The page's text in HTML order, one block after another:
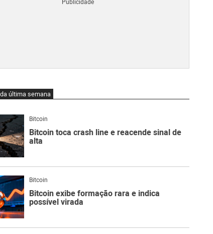
última semana
Bitcoin
Bitcoin toca crash line e reacende sinal de
alta
Bitcoin
Bitcoin exibe formação rara e indica
possível virada